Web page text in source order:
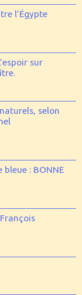
l’Égypte
sur
selon
bleue : BONNE